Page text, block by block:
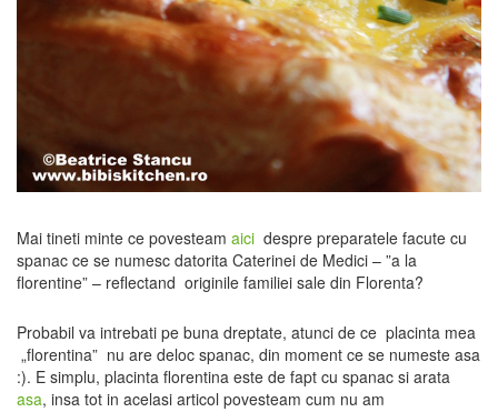
Mai tineti minte ce povesteam aici despre preparatele facute cu
spanac ce se numesc datorita Caterinei de Medici – ”a la
florentine” – reflectand originile familiei sale din Florenta?
Probabil va intrebati pe buna dreptate, atunci de ce placinta mea
„florentina” nu are deloc spanac, din moment ce se numeste asa
:). E simplu, placinta florentina este de fapt cu spanac si arata
asa, insa tot in acelasi articol povesteam cum nu am